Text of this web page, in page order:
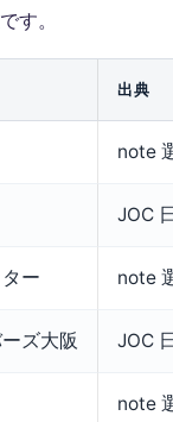
す。
出典
note
JOC
ー note
ズ大阪 JOC
note